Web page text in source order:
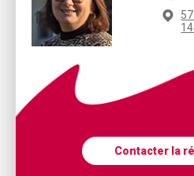
Contacter la